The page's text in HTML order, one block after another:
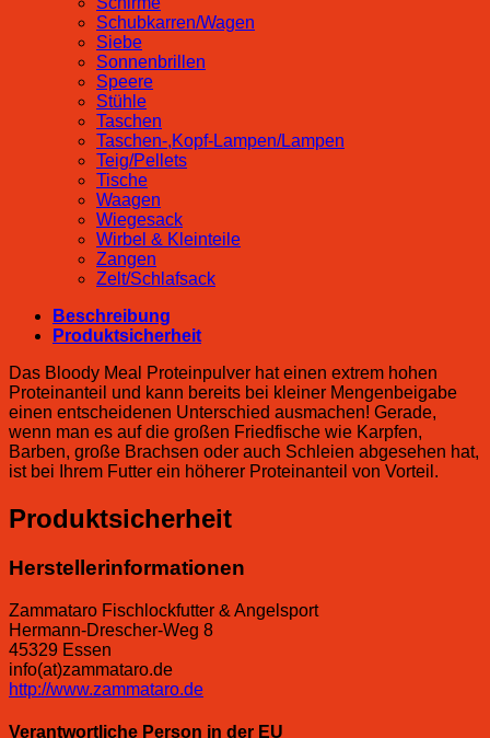
Schubkarren/Wagen
Siebe
Sonnenbrillen
Speere
Stühle
Taschen
Taschen-,Kopf-Lampen/Lampen
Teig/Pellets
Tische
Waagen
Wiegesack
Wirbel & Kleinteile
Zangen
Zelt/Schlafsack
Beschreibung
Produktsicherheit
Das Bloody Meal Proteinpulver hat einen extrem hohen
Proteinanteil und kann bereits bei kleiner Mengenbeigabe
einen entscheidenen Unterschied ausmachen! Gerade,
wenn man es auf die großen Friedfische wie Karpfen,
Barben, große Brachsen oder auch Schleien abgesehen hat,
ist bei Ihrem Futter ein höherer Proteinanteil von Vorteil.
Produktsicherheit
Herstellerinformationen
Zammataro Fischlockfutter & Angelsport
Hermann-Drescher-Weg 8
45329 Essen
info(at)zammataro.de
http://www.zammataro.de
Verantwortliche Person in der EU